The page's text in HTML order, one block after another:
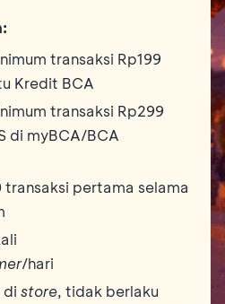
transaksi Rp199
Kredit BCA
transaksi Rp299
di myBCA/BCA
transaksi pertama selama
/hari
di store, tidak berlaku